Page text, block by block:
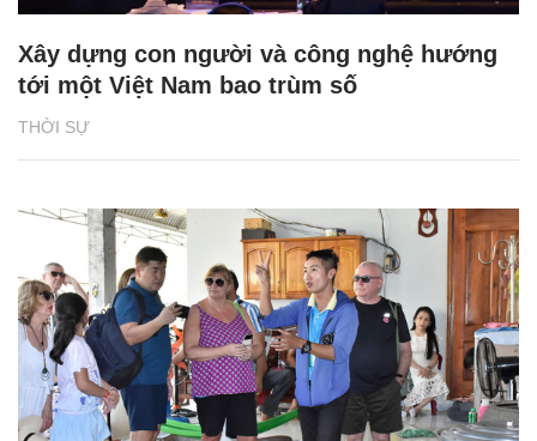
THỜI SỰ
Xây dựng con người và công nghệ hướng
tới một Việt Nam bao trùm số